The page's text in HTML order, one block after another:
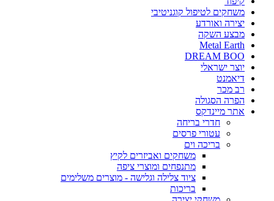
משחקים לטיפול קוגניטיבי
יצירה ואורדע
מבצע השקה
Metal Earth
DREAM BOO
יוצר ישראלי
דיאמנט
רב מכר
הפרה הסגולה
אתר מיינדקס
חדרי בריחה
עטורי פרסים
בריכה וים
משחקים ואביזרים לקיץ
מתנפחים ומוצרי ציפה
ציוד צלילה וגלישה - מוצרים משלימים
בריכות